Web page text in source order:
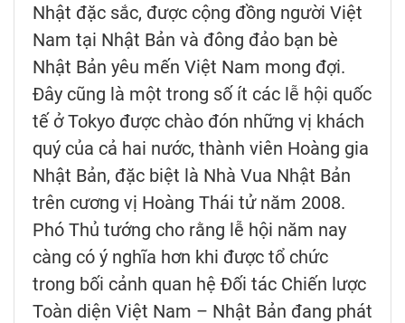
Nhật đặc sắc, được cộng đồng người Việt
Nam tại Nhật Bản và đông đảo bạn bè
Nhật Bản yêu mến Việt Nam mong đợi.
Đây cũng là một trong số ít các lễ hội quốc
tế ở Tokyo được chào đón những vị khách
quý của cả hai nước, thành viên Hoàng gia
Nhật Bản, đặc biệt là Nhà Vua Nhật Bản
trên cương vị Hoàng Thái tử năm 2008.
Phó Thủ tướng cho rằng lễ hội năm nay
càng có ý nghĩa hơn khi được tổ chức
trong bối cảnh quan hệ Đối tác Chiến lược
Toàn diện Việt Nam – Nhật Bản đang phát